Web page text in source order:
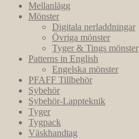
Mellanlägg
Mönster
Digitala nerladdningar
Övriga mönster
Tyger & Tings mönster
Patterns in English
Engelska mönster
PFAFF Tillbehör
Sybehör
Sybehör-Lappteknik
Tyger
Tygpack
Väskhandtag